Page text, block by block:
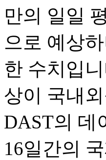
만의 일일
으로 예상
한 수치입
상이 국내
DAST의 데
16일간의